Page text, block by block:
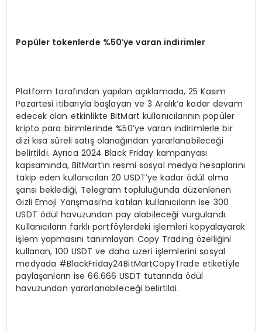
Popüler tokenlerde %50’ye varan indirimler
Platform tarafından yapılan açıklamada, 25 Kasım
Pazartesi itibarıyla başlayan ve 3 Aralık’a kadar devam
edecek olan etkinlikte BitMart kullanıcılarının popüler
kripto para birimlerinde %50’ye varan indirimlerle bir
dizi kısa süreli satış olanağından yararlanabileceği
belirtildi. Ayrıca 2024 Black Friday kampanyası
kapsamında, BitMart’ın resmi sosyal medya hesaplarını
takip eden kullanıcıları 20 USDT’ye kadar ödül alma
şansı beklediği, Telegram topluluğunda düzenlenen
Gizli Emoji Yarışması’na katılan kullanıcıların ise 300
USDT ödül havuzundan pay alabileceği vurgulandı.
Kullanıcıların farklı portföylerdeki işlemleri kopyalayarak
işlem yapmasını tanımlayan Copy Trading özelliğini
kullanan, 100 USDT ve daha üzeri işlemlerini sosyal
medyada #BlackFriday24BitMartCopyTrade etiketiyle
paylaşanların ise 66.666 USDT tutarında ödül
havuzundan yararlanabileceği belirtildi.